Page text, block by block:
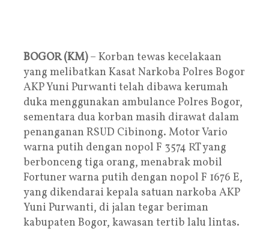
BOGOR (KM)– Korban tewas kecelakaan
yang melibatkan Kasat Narkoba Polres Bogor
AKP Yuni Purwanti telah dibawa kerumah
duka menggunakan ambulance Polres Bogor,
sementara dua korban masih dirawat dalam
penanganan RSUD Cibinong. Motor Vario
warna putih dengan nopol F 3574 RT yang
berbonceng tiga orang, menabrak mobil
Fortuner warna putih dengan nopol F 1676 E,
yang dikendarai kepala satuan narkoba AKP
Yuni Purwanti, di jalan tegar beriman
kabupaten Bogor, kawasan tertib lalu lintas.